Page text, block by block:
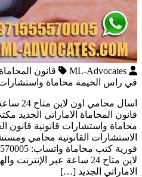
ML-Advocates
قانون
في راس الخيمة محاماة واستشارات
اسال
قانون المحاماة الاماراتي الجديد
محاماة واستشارات قانونية قانون
الاستشارات القانونية محامي
لاين متاح 24 ساعة عبر
الاماراتي الجديد […]